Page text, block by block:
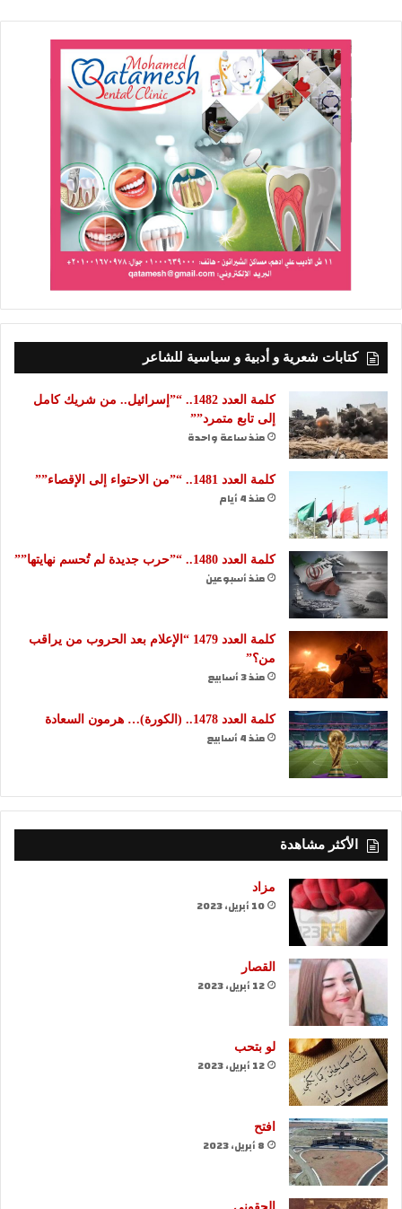
كتابات شعرية و أدبية و سياسية للشاعر
كلمة العدد 1482.. “”إسرائيل.. من شريك كامل
إلى تابع متمرد””
منذ ساعة واحدة
كلمة العدد 1481.. “”من الاحتواء إلى الإقصاء””
منذ 4 أيام
كلمة العدد 1480.. “”حرب جديدة لم تُحسم نهايتها””
منذ أسبوعين
كلمة العدد 1479 “الإعلام بعد الحروب من يراقب
من؟”
منذ 3 أسابيع
كلمة العدد 1478.. (الكورة)… هرمون السعادة
منذ 4 أسابيع
الأكثر مشاهدة
مزاد
10 أبريل، 2023
القصار
12 أبريل، 2023
لو بتحب
12 أبريل، 2023
افتح
8 أبريل، 2023